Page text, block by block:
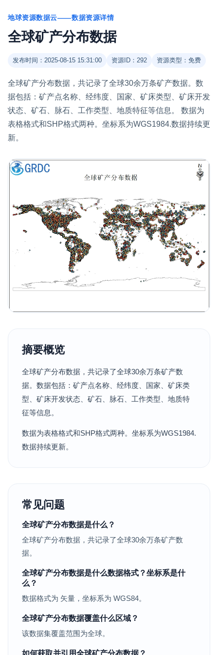
地球资源数据云——数据资源详情
全球矿产分布数据
发布时间：2025-08-15 15:31:00 资源ID：292 资源类型：免费
全球矿产分布数据，共记录了全球30余万条矿产数据。数
据包括：矿产点名称、经纬度、国家、矿床类型、矿床开发
状态、矿石、脉石、工作类型、地质特征等信息。 数据为
表格格式和SHP格式两种。坐标系为WGS1984.数据持续更
新。
摘要概览
全球矿产分布数据，共记录了全球30余万条矿产数
据。数据包括：矿产点名称、经纬度、国家、矿床类
型、矿床开发状态、矿石、脉石、工作类型、地质特
征等信息。
数据为表格格式和SHP格式两种。坐标系为WGS1984.
数据持续更新。
常见问题
全球矿产分布数据是什么？
全球矿产分布数据，共记录了全球30余万条矿产数
据。
全球矿产分布数据是什么数据格式？坐标系是什
么？
数据格式为 矢量，坐标系为 WGS84。
全球矿产分布数据覆盖什么区域？
该数据集覆盖范围为全球。